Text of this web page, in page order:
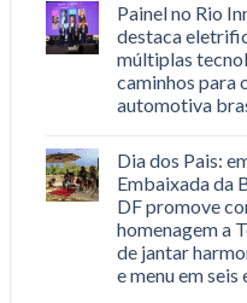
Painel no Rio
destaca
múltiplas
caminhos para
automotiva
Dia dos Pais:
Embaixada da
DF promove
homenagem a
de jantar
e menu em seis